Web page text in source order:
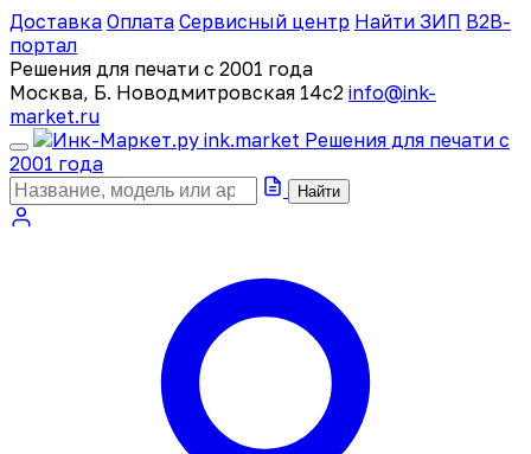
Доставка Оплата Сервисный центр Найти ЗИП B2B-
портал
Решения для печати с 2001 года
Москва, Б. Новодмитровская 14с2 info@ink-
market.ru
ink.market Решения для печати с
2001 года
Найти